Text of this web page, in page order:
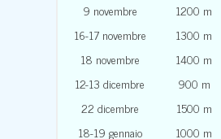
9 novembre
1200 m
16-17 novembre
1300 m
18 novembre
1400 m
12-13 dicembre
900 m
22 dicembre
1500 m
18-19 gennaio
1000 m